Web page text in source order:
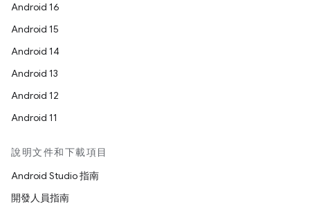
Android 16
Android 15
Android 14
Android 13
Android 12
Android 11
說明文件和下載項目
Android Studio 指南
開發人員指南